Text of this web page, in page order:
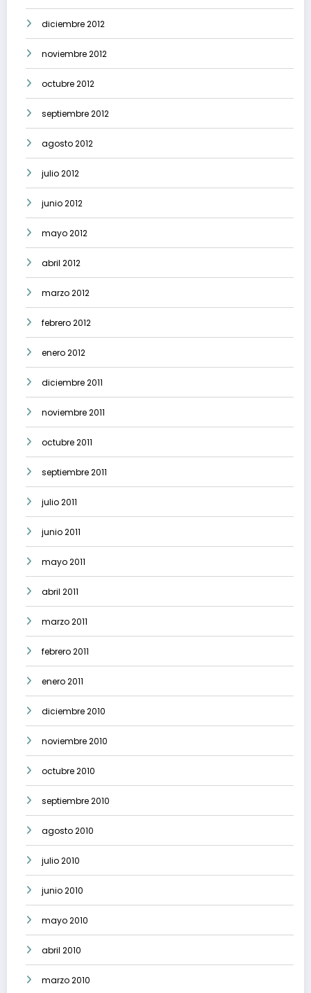
diciembre 2012
noviembre 2012
octubre 2012
septiembre 2012
agosto 2012
julio 2012
junio 2012
mayo 2012
abril 2012
marzo 2012
febrero 2012
enero 2012
diciembre 2011
noviembre 2011
octubre 2011
septiembre 2011
julio 2011
junio 2011
mayo 2011
abril 2011
marzo 2011
febrero 2011
enero 2011
diciembre 2010
noviembre 2010
octubre 2010
septiembre 2010
agosto 2010
julio 2010
junio 2010
mayo 2010
abril 2010
marzo 2010